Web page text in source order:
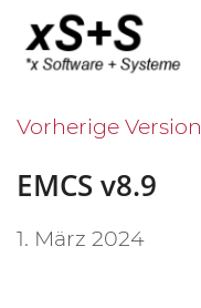
Vorherige Version
EMCS v8.9
1. März 2024